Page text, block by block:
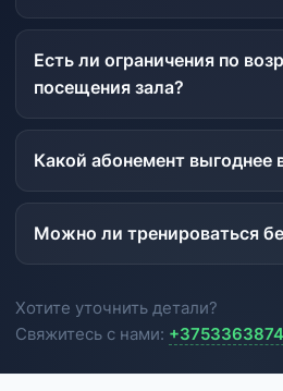
Есть ли ограничения по
посещения зала?
Какой абонемент выгоднее
Можно ли тренироваться
Хотите уточнить детали?
Свяжитесь с нами: